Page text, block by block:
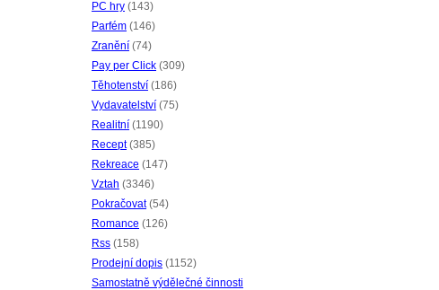
PC hry (143)
Parfém (146)
Zranění (74)
Pay per Click (309)
Těhotenství (186)
Vydavatelství (75)
Realitní (1190)
Recept(385)
Rekreace (147)
Vztah (3346)
Pokračovat(54)
Romance (126)
Rss (158)
Prodejní dopis (1152)
Samostatně výdělečné činnosti